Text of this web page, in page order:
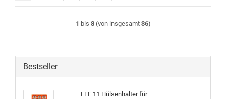
1 bis 8(von insgesamt 36)
Bestseller
LEE 11 Hülsenhalter für